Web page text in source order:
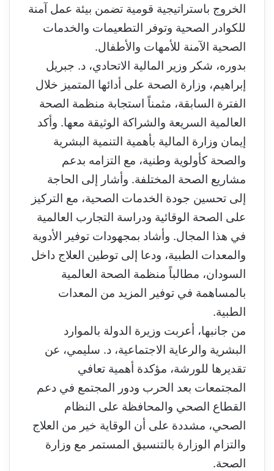
الخروج باستراتيجية قومية تضمن بيئة عمل آمنة
للكوادر الصحية وتوفر التطعيمات والخدمات
الصحية الآمنة للأمهات والأطفال.
بدوره، شكر وزير المالية الاتحادي، د. جبريل
إبراهيم، وزارة الصحة على أدائها المتميز خلال
الفترة السابقة، مثمناً استجابة منظمة الصحة
العالمية السريعة والشراكة الوثيقة معها. وأكد
إيمان وزارة المالية بأهمية التنمية البشرية
والصحة كأولوية وطنية، مع التزامه بدعم
مشاريع الصحة المختلفة. وأشار إلى الحاجة
إلى تحسين جودة الخدمات الصحية، مع التركيز
على الصحة الوقائية ودراسة التجارب العالمية
في هذا المجال. وأشاد بمجهودات توفير الأدوية
والمعدات الطبية، ودعا إلى توطين العلاج داخل
السودان، مطالباً منظمة الصحة العالمية
بالمساهمة في توفير المزيد من المعدات
الطبية.
من جانبها، أعربت وزيرة الدولة بالموارد
البشرية والرعاية الاجتماعية، د. سليمي، عن
تقديرها للورشة، مؤكدة أهمية تعافي
المجتمعات بعد الحرب ودور المجتمع في دعم
القطاع الصحي والمحافظة على النظام
الصحي، مشددة على أن الوقاية خير من العلاج
والتزام الوزارة بالتنسيق المستمر مع وزارة
الصحة.